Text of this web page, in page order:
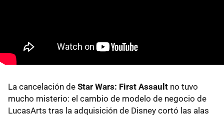
La cancelación de Star Wars: First Assault no tuvo
mucho misterio: el cambio de modelo de negocio de
LucasArts tras la adquisición de Disney cortó las alas